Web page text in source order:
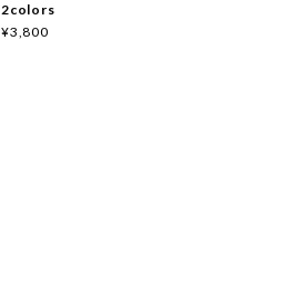
2colors
¥3,800